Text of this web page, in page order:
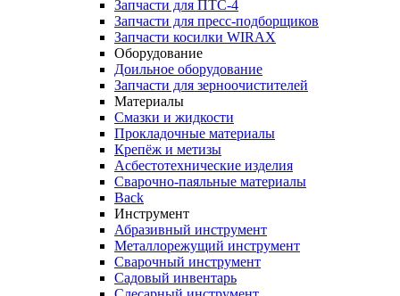
Запчасти для ПТС-4
Запчасти для пресс-подборщиков
Запчасти косилки WIRAX
Оборудование
Доильное оборудование
Запчасти для зерноочистителей
Материалы
Смазки и жидкости
Прокладочные материалы
Крепёж и метизы
Асбестотехнические изделия
Сварочно-паяльные материалы
Back
Инструмент
Абразивный инструмент
Металлорежущий инструмент
Сварочный инструмент
Садовый инвентарь